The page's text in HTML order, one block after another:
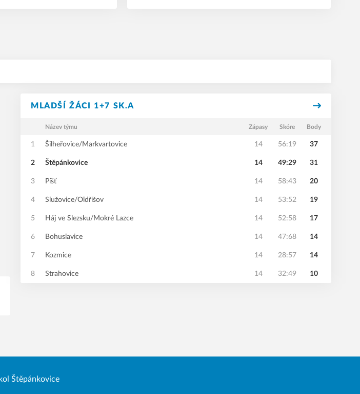
MLADŠÍ ŽÁCI 1+7 SK.A
Název týmu Zápasy Skóre Body
1 Šilheřovice/Markvartovice 14 56:19 37
2 Štěpánkovice 14 49:29 31
3 Píšť 14 58:43 20
4 Služovice/Oldřišov 14 53:52 19
5 Háj ve Slezsku/Mokré Lazce 14 52:58 17
6 Bohuslavice 14 47:68 14
7 Kozmice 14 28:57 14
8 Strahovice 14 32:49 10